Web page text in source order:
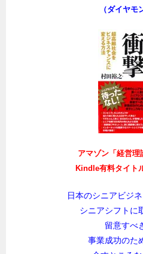
（ダイヤモ
アマゾン「経営理
Kindle有料タイト
日本のシニアビジ
シニアシフトに
留意すべ
事業成功のた